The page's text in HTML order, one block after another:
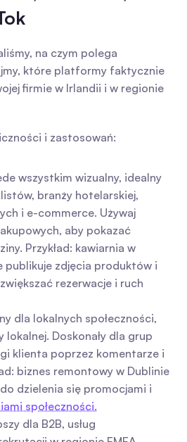
na czym polega
które platformy faktycznie
firmie w Irlandii i w regionie
i zastosowań:
wszystkim wizualny, idealny
branży hotelarskiej,
i e-commerce. Używaj
aby pokazać
Przykład: kawiarnia w
publikuje zdjęcia produktów i
rezerwacje i ruch
dla lokalnych społeczności,
lokalnej. Doskonały dla grup
klienta poprzez komentarze i
biznes remontowy w Dublinie
społeczności.
dla B2B, usług